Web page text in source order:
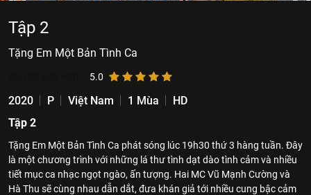
Tập 2
Tặng Em Một Bản Tình Ca
5.0
2020 P Việt Nam 1 Mùa
HD
Tập 2
Tặng Em Một Bản Tình Ca phát sóng lúc 19h30 thứ 3 hàng tuần. Đây
là một chương trình với những lá thư tình dạt dào tình cảm và nhiều
tiết mục ca nhạc ngọt ngào, ấn tượng. Hai MC Vũ Mạnh Cường và
Hà Thu sẽ cùng nhau dẫn dắt, đưa khán giả tới nhiều cung bậc cảm